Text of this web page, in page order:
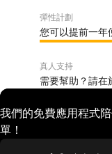
彈性計劃
您可以提前一年
真人支持
需要幫助？請在
我們的免費應用程式
單！